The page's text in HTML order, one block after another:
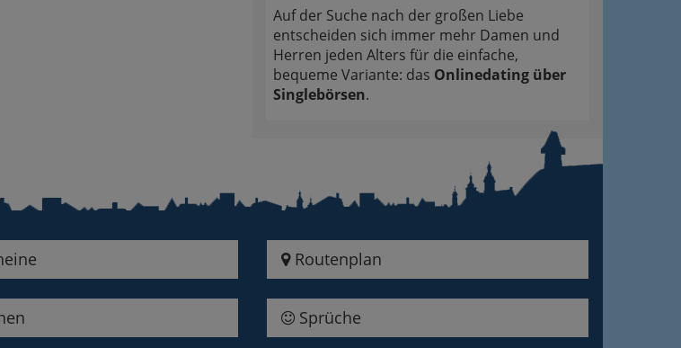
Auf der Suche nach der großen Liebe
entscheiden sich immer mehr Damen und
Herren jeden Alters für die einfache,
bequeme Variante: das Onlinedating über
Singlebörsen.
Routenplan
Sprüche